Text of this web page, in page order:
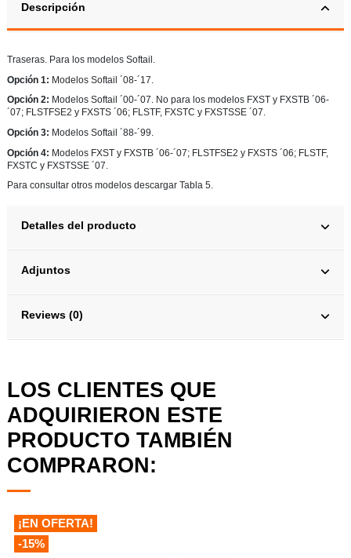
Descripción
Traseras. Para los modelos Softail.
Opción 1: Modelos Softail ´08-´17.
Opción 2: Modelos Softail ´00-´07. No para los modelos FXST y FXSTB ´06-
´07; FLSTFSE2 y FXSTS ´06; FLSTF, FXSTC y FXSTSSE ´07.
Opción 3: Modelos Softail ´88-´99.
Opción 4: Modelos FXST y FXSTB ´06-´07; FLSTFSE2 y FXSTS ´06; FLSTF,
FXSTC y FXSTSSE ´07.
Para consultar otros modelos descargar Tabla 5.
Detalles del producto
Adjuntos
Reviews (0)
LOS CLIENTES QUE
ADQUIRIERON ESTE
PRODUCTO TAMBIÉN
COMPRARON:
¡EN OFERTA!
-15%